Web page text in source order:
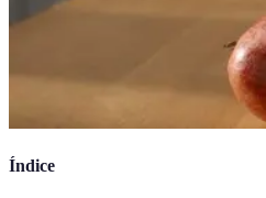
Índice